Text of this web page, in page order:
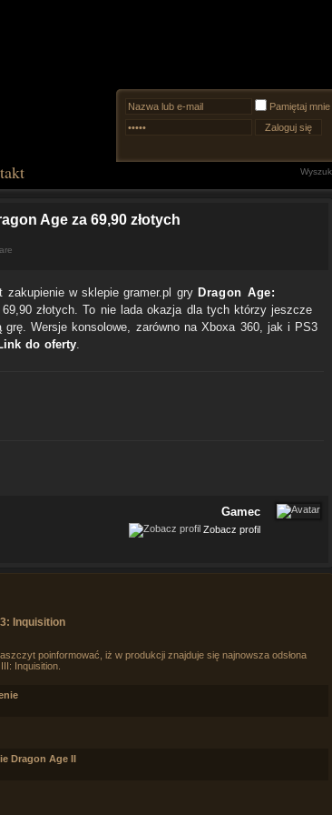
Pamiętaj mnie
Age za 69,90 złotych
zakupienie w sklepie gramer.pl gry Dragon Age:
69,90 złotych. To nie lada okazja dla tych którzy jeszcze
Wersje konsolowe, zarówno na Xboxa 360, jak i PS3
do oferty.
Gamec
Zobacz profil
Inquisition
poinformować, iż w produkcji znajduje się najnowsza odsłona
Inquisition.
Dragon Age II